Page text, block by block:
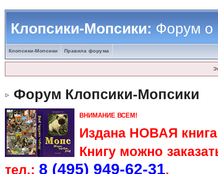
Клопсики-Мопсики:Форум о
Клопсики-Мопсики Правила форума
Форум Клопсики-Мопсики
ВНИМАНИЕ ВСЕМ!
Издана НОВАЯ
Книгу можно
тел.: 8 (495) 949-62-31.